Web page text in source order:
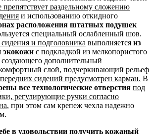
препятствует раздельному сложению
и использованию откидного
расположения штатных подушек
специальный ослабленный шов.
и подголовника выполняется из
экокожи с подкладкой из мелкопористого
дополнительный
слой, подчеркивающий рельеф
сидений предусмотрен карман. В
все технологические отверстия под
регулирующие ручки согласно
, при этом сам крепеж чехла надежно
в удовольствии получить кожаный